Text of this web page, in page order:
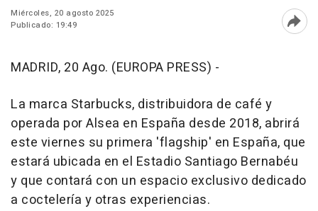
Miércoles, 20 agosto 2025
Publicado: 19:49
MADRID, 20 Ago. (EUROPA PRESS) -
La marca Starbucks, distribuidora de café y
operada por Alsea en España desde 2018, abrirá
este viernes su primera 'flagship' en España, que
estará ubicada en el Estadio Santiago Bernabéu
y que contará con un espacio exclusivo dedicado
a coctelería y otras experiencias.